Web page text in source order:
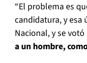
“El problema es
candidatura, y esa
Nacional, y se
a un hombre,